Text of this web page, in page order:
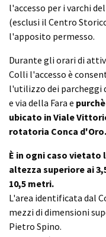
l'accesso per i varchi
(esclusi il Centro
l'apposito permesso.
Durante gli orari di
Colli l'accesso è
l'utilizzo dei parcheggi
e via della Fara e
ubicato in Viale
rotatoria Conca d'Oro.
È in ogni caso vietato
altezza superiore ai
10,5 metri.
L'area identificata dal
mezzi di dimensioni
Pietro Spino.